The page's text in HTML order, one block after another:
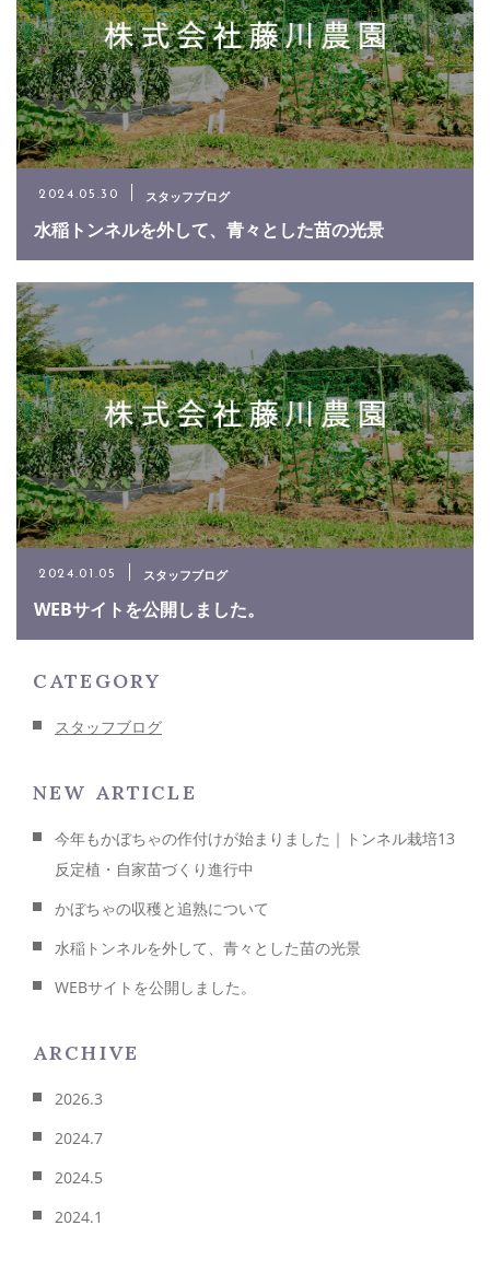
2024.05.30 スタッフブログ
水稲トンネルを外して、青々とした苗の光景
2024.01.05 スタッフブログ
WEBサイトを公開しました。
CATEGORY
スタッフブログ
NEW ARTICLE
今年もかぼちゃの作付けが始まりました｜トンネル栽培13
反定植・自家苗づくり進行中
かぼちゃの収穫と追熟について
水稲トンネルを外して、青々とした苗の光景
WEBサイトを公開しました。
ARCHIVE
2026.3
2024.7
2024.5
2024.1